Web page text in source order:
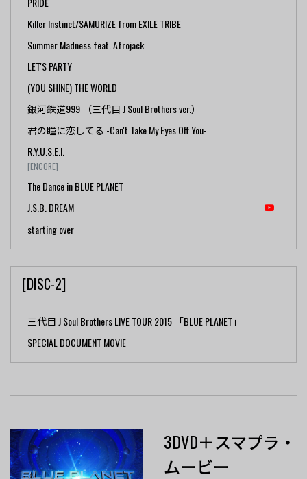
Killer Instinct/SAMURIZE from EXILE TRIBE
Summer Madness feat. Afrojack
LET'S PARTY
(YOU SHINE) THE WORLD
銀河鉄道999 （三代目 J Soul Brothers ver.）
君の瞳に恋してる -Can't Take My Eyes Off You-
R.Y.U.S.E.I.
[ENCORE]
The Dance in BLUE PLANET
J.S.B. DREAM
starting over
[DISC-2]
三代目 J Soul Brothers LIVE TOUR 2015 「BLUE PLANET」
SPECIAL DOCUMENT MOVIE
3DVD＋スマプラ・
ムービー